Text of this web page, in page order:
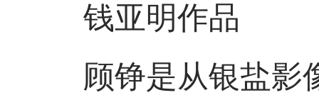
钱亚明作品
顾铮是从银盐影